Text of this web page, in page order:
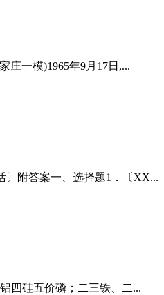
庄一模)1965年9月17日,...
〕附答案一、选择题1．〔XX...
四硅五价磷；二三铁、二...